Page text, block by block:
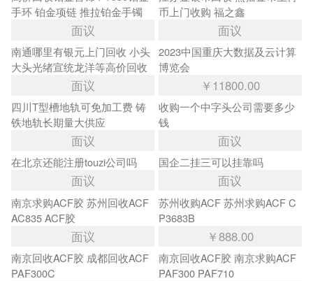
手环 铂金项链 推拉铂金手镯
面议
币上门收购 福之鑫
面议
南通哪里有银元上门回收 小头
大头光绪宣统龙洋等高价回收
面议
2023中国重庆大数据及云计算
博览会
￥11800.00
四川T型槽地轨可免加工费 铸
铁地轨长期量大供应
面议
收购一个中字头公司需要多少
钱
面议
在北京还能注册touzi公司吗
面议
国企二挂三可以挂靠吗
面议
南京求购ACF胶 苏州回收ACF
AC835 ACF胶
面议
苏州收购ACF 苏州求购ACF C
P3683B
￥888.00
南京回收ACF胶 成都回收ACF
PAF300C
南京回收ACF胶 南京求购ACF
PAF300 PAF710